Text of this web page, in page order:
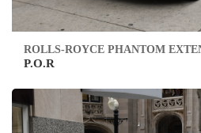
ROLLS-ROYCE PHANTOM
P.O.R